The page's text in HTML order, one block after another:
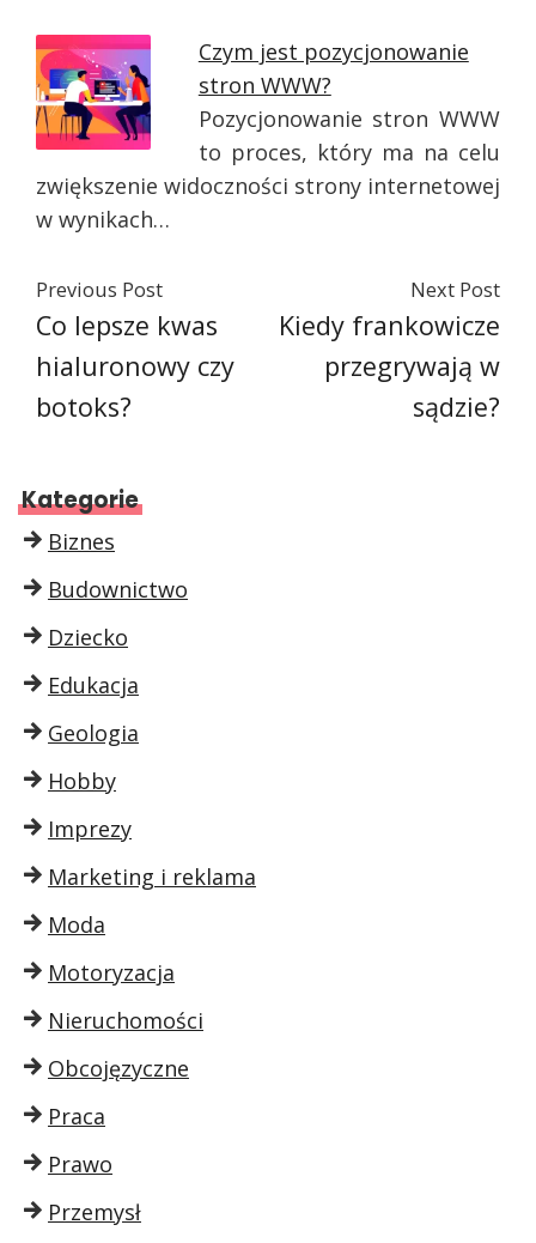
Czym jest pozycjonowanie
stron WWW?
Pozycjonowanie stron WWW
to proces, który ma na celu
zwiększenie widoczności strony internetowej
w wynikach…
Previous Post
Co lepsze kwas
hialuronowy czy
botoks?
Next Post
Kiedy frankowicze
przegrywają w
sądzie?
Kategorie
Biznes
Budownictwo
Dziecko
Edukacja
Geologia
Hobby
Imprezy
Marketing i reklama
Moda
Motoryzacja
Nieruchomości
Obcojęzyczne
Praca
Prawo
Przemysł